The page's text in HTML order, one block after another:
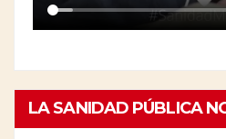
LA SANIDAD PÚBLICA